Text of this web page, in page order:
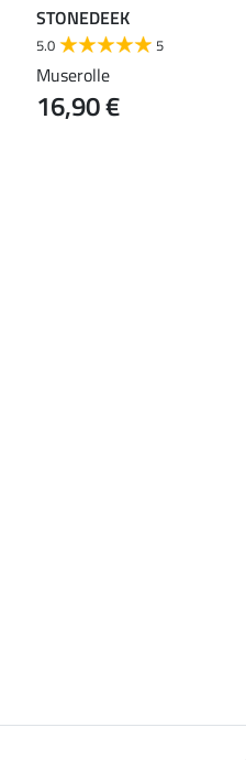
STONEDEEK
5.0 5
Muserolle
16,90 €